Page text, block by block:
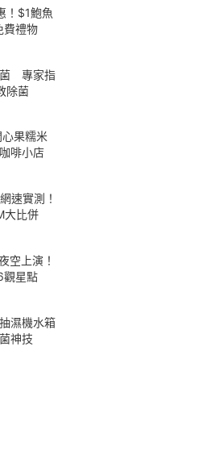
！$1鮑魚
費禮物
菌 專家指
除菌
果糯米
啡小店
速實測！
大比併
空上演！
觀星點
濕機水箱
神技